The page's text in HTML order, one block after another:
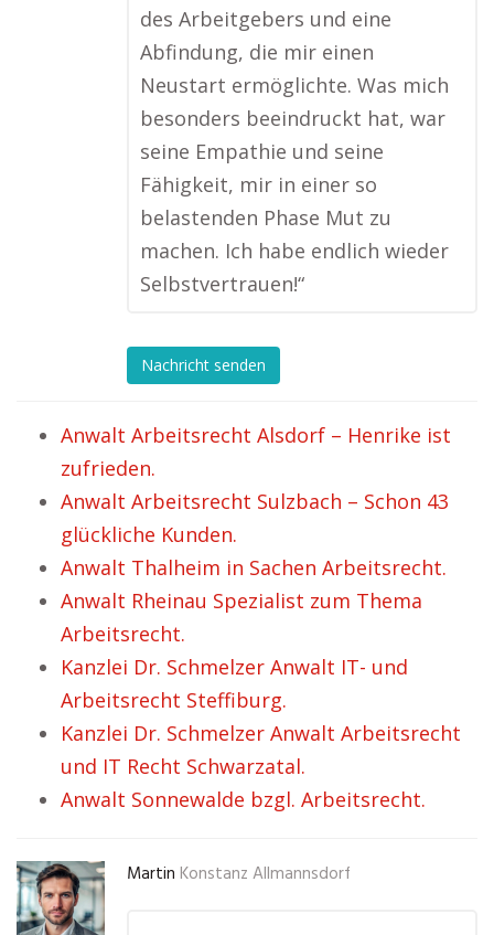
des Arbeitgebers und eine
Abfindung, die mir einen
Neustart ermöglichte. Was mich
besonders beeindruckt hat, war
seine Empathie und seine
Fähigkeit, mir in einer so
belastenden Phase Mut zu
machen. Ich habe endlich wieder
Selbstvertrauen!“
Nachricht senden
Anwalt Arbeitsrecht Alsdorf – Henrike ist
zufrieden.
Anwalt Arbeitsrecht Sulzbach – Schon 43
glückliche Kunden.
Anwalt Thalheim in Sachen Arbeitsrecht.
Anwalt Rheinau Spezialist zum Thema
Arbeitsrecht.
Kanzlei Dr. Schmelzer Anwalt IT- und
Arbeitsrecht Steffiburg.
Kanzlei Dr. Schmelzer Anwalt Arbeitsrecht
und IT Recht Schwarzatal.
Anwalt Sonnewalde bzgl. Arbeitsrecht.
Martin Konstanz Allmannsdorf